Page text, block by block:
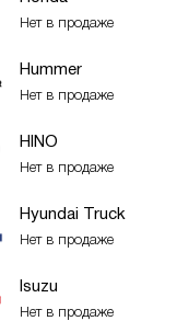
Нет в продаже
Hummer
Нет в продаже
HINO
Нет в продаже
Hyundai Truck
Нет в продаже
Isuzu
Нет в продаже